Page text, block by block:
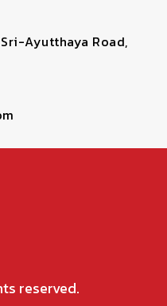
Ayutthaya Road,
reserved.